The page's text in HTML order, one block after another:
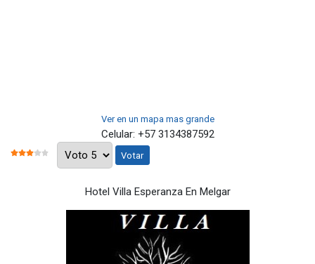
Ver en un mapa mas grande
Celular: +57 3134387592
RATIO:3/5 Por favor, vote
Hotel Villa Esperanza En Melgar